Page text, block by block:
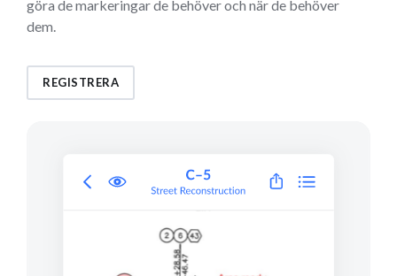
göra de markeringar de behöver och när de behöver
dem.
REGISTRERA